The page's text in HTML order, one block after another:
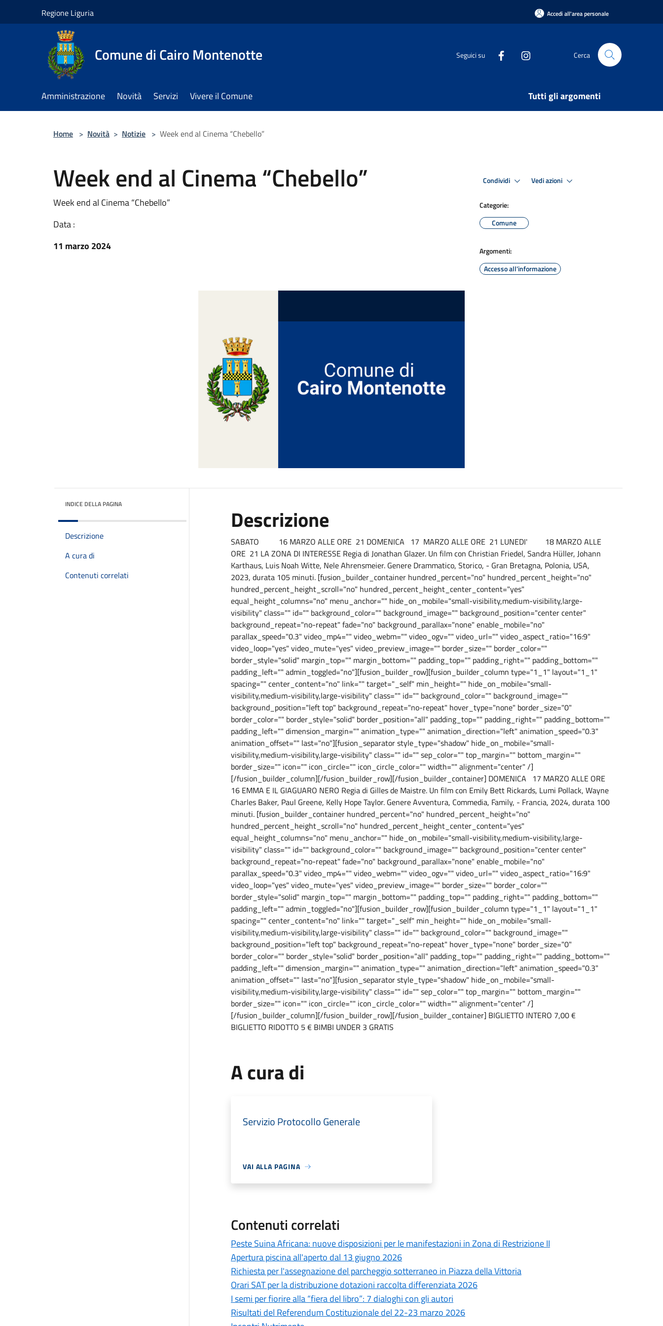
Regione Liguria Accedi all'area personale
Comune di Cairo Montenotte Seguici su Cerca
Amministrazione Novità Servizi Vivere il Comune Tutti gli argomenti
Home > Novità > Notizie > Week end al Cinema “Chebello”
Week end al Cinema “Chebello”
Week end al Cinema “Chebello”
Data :
11 marzo 2024
Condividi Vedi azioni
Categorie:
Comune
Argomenti:
Accesso all'informazione
INDICE DELLA PAGINA
Descrizione
A cura di
Contenuti correlati
Descrizione
SABATO 16 MARZO ALLE ORE 21 DOMENICA 17 MARZO ALLE ORE 21 LUNEDI' 18 MARZO ALLE
ORE 21 LA ZONA DI INTERESSE Regia di Jonathan Glazer. Un film con Christian Friedel, Sandra Hüller, Johann
Karthaus, Luis Noah Witte, Nele Ahrensmeier. Genere Drammatico, Storico, - Gran Bretagna, Polonia, USA,
2023, durata 105 minuti. [fusion_builder_container hundred_percent="no" hundred_percent_height="no"
hundred_percent_height_scroll="no" hundred_percent_height_center_content="yes"
equal_height_columns="no" menu_anchor="" hide_on_mobile="small-visibility,medium-visibility,large-
visibility" class="" id="" background_color="" background_image="" background_position="center center"
background_repeat="no-repeat" fade="no" background_parallax="none" enable_mobile="no"
parallax_speed="0.3" video_mp4="" video_webm="" video_ogv="" video_url="" video_aspect_ratio="16:9"
video_loop="yes" video_mute="yes" video_preview_image="" border_size="" border_color=""
border_style="solid" margin_top="" margin_bottom="" padding_top="" padding_right="" padding_bottom=""
padding_left="" admin_toggled="no"][fusion_builder_row][fusion_builder_column type="1_1" layout="1_1"
spacing="" center_content="no" link="" target="_self" min_height="" hide_on_mobile="small-
visibility,medium-visibility,large-visibility" class="" id="" background_color="" background_image=""
background_position="left top" background_repeat="no-repeat" hover_type="none" border_size="0"
border_color="" border_style="solid" border_position="all" padding_top="" padding_right="" padding_bottom=""
padding_left="" dimension_margin="" animation_type="" animation_direction="left" animation_speed="0.3"
animation_offset="" last="no"][fusion_separator style_type="shadow" hide_on_mobile="small-
visibility,medium-visibility,large-visibility" class="" id="" sep_color="" top_margin="" bottom_margin=""
border_size="" icon="" icon_circle="" icon_circle_color="" width="" alignment="center" /]
[/fusion_builder_column][/fusion_builder_row][/fusion_builder_container] DOMENICA 17 MARZO ALLE ORE
16 EMMA E IL GIAGUARO NERO Regia di Gilles de Maistre. Un film con Emily Bett Rickards, Lumi Pollack, Wayne
Charles Baker, Paul Greene, Kelly Hope Taylor. Genere Avventura, Commedia, Family, - Francia, 2024, durata 100
minuti. [fusion_builder_container hundred_percent="no" hundred_percent_height="no"
hundred_percent_height_scroll="no" hundred_percent_height_center_content="yes"
equal_height_columns="no" menu_anchor="" hide_on_mobile="small-visibility,medium-visibility,large-
visibility" class="" id="" background_color="" background_image="" background_position="center center"
background_repeat="no-repeat" fade="no" background_parallax="none" enable_mobile="no"
parallax_speed="0.3" video_mp4="" video_webm="" video_ogv="" video_url="" video_aspect_ratio="16:9"
video_loop="yes" video_mute="yes" video_preview_image="" border_size="" border_color=""
border_style="solid" margin_top="" margin_bottom="" padding_top="" padding_right="" padding_bottom=""
padding_left="" admin_toggled="no"][fusion_builder_row][fusion_builder_column type="1_1" layout="1_1"
spacing="" center_content="no" link="" target="_self" min_height="" hide_on_mobile="small-
visibility,medium-visibility,large-visibility" class="" id="" background_color="" background_image=""
background_position="left top" background_repeat="no-repeat" hover_type="none" border_size="0"
border_color="" border_style="solid" border_position="all" padding_top="" padding_right="" padding_bottom=""
padding_left="" dimension_margin="" animation_type="" animation_direction="left" animation_speed="0.3"
animation_offset="" last="no"][fusion_separator style_type="shadow" hide_on_mobile="small-
visibility,medium-visibility,large-visibility" class="" id="" sep_color="" top_margin="" bottom_margin=""
border_size="" icon="" icon_circle="" icon_circle_color="" width="" alignment="center" /]
[/fusion_builder_column][/fusion_builder_row][/fusion_builder_container] BIGLIETTO INTERO 7,00 €
BIGLIETTO RIDOTTO 5 € BIMBI UNDER 3 GRATIS
A cura di
Servizio Protocollo Generale
VAI ALLA PAGINA
Contenuti correlati
Peste Suina Africana: nuove disposizioni per le manifestazioni in Zona di Restrizione II
Apertura piscina all'aperto dal 13 giugno 2026
Richiesta per l'assegnazione del parcheggio sotterraneo in Piazza della Vittoria
Orari SAT per la distribuzione dotazioni raccolta differenziata 2026
I semi per fiorire alla “fiera del libro”: 7 dialoghi con gli autori
Risultati del Referendum Costituzionale del 22-23 marzo 2026